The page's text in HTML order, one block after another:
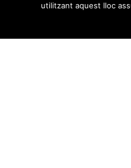
utilitzant aquest lloc